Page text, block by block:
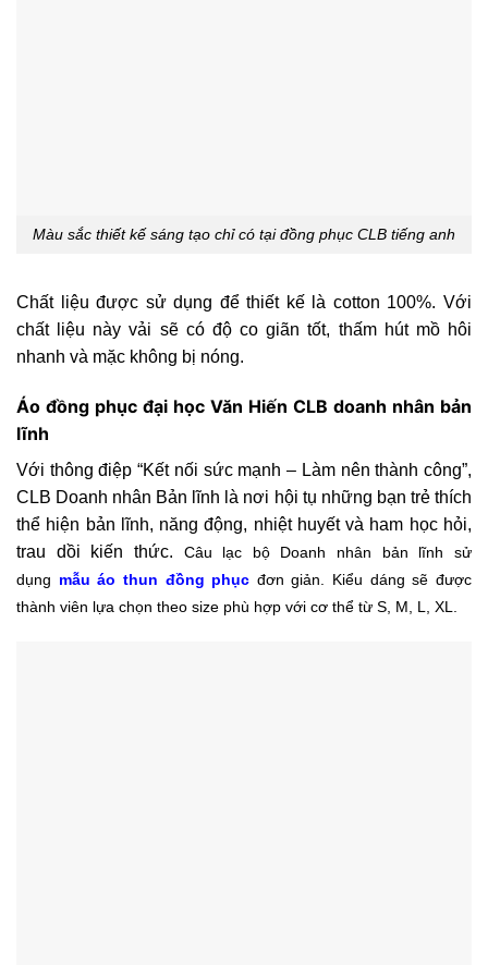
Màu sắc thiết kế sáng tạo chỉ có tại đồng phục CLB tiếng anh
Chất liệu được sử dụng để thiết kế là cotton 100%. Với
chất liệu này vải sẽ có độ co giãn tốt, thấm hút mồ hôi
nhanh và mặc không bị nóng.
Áo đồng phục đại học Văn Hiến CLB doanh nhân bản
lĩnh
Với thông điệp “Kết nối sức mạnh – Làm nên thành công”,
CLB Doanh nhân Bản lĩnh là nơi hội tụ những bạn trẻ thích
thể hiện bản lĩnh, năng động, nhiệt huyết và ham học hỏi,
trau dồi kiến thức. Câu lạc bộ Doanh nhân bản lĩnh sử
dụng mẫu áo thun đồng phục đơn giản. Kiểu dáng sẽ được
thành viên lựa chọn theo size phù hợp với cơ thể từ S, M, L, XL.